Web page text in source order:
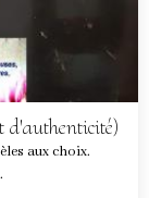
d'authenticité)
aux choix.